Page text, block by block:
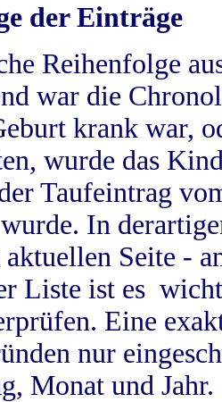
der Einträge
Reihenfolge
war die
krank war,
wurde das
Taufeintrag
In
Seite -
Liste ist es
Eine
nur
Monat und Jahr.